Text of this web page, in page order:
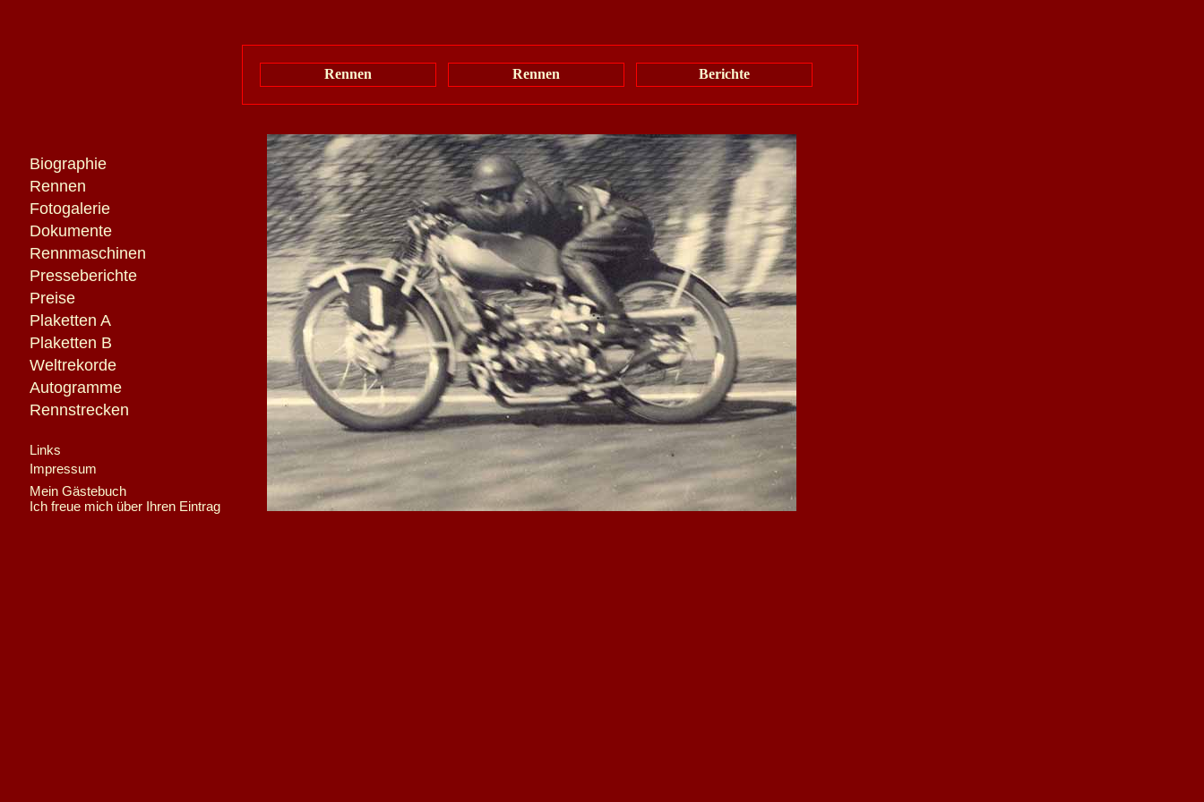
Biographie
Rennen
Fotogalerie
Dokumente
Rennmaschinen
Presseberichte
Preise
Plaketten A
Plaketten B
Weltrekorde
Autogramme
Rennstrecken
Links
Impressum
Mein Gästebuch
Ich freue mich über Ihren Eintrag
Rennen Rennen Berichte